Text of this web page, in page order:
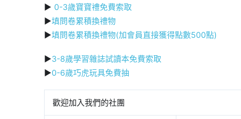
▶ 0-3歲寶寶禮免費索取
▶填問卷累積換禮物
▶填問卷累積換禮物(加會員直接獲得點數500點)
▶3-8歲學習雜誌試讀本免費索取
▶0-6歲巧虎玩具免費抽
歡迎加入我們的社團